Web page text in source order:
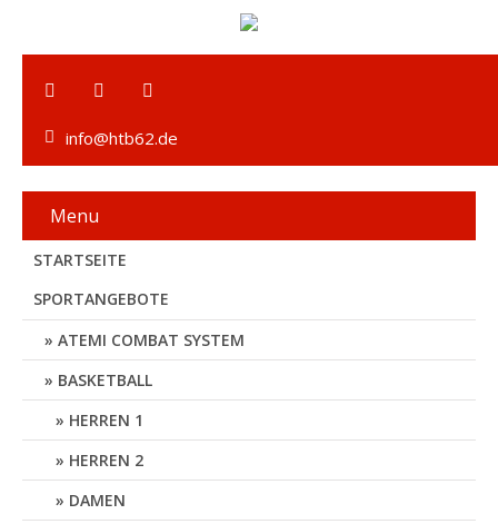
info@htb62.de
Menu
STARTSEITE
SPORTANGEBOTE
ATEMI COMBAT SYSTEM
BASKETBALL
HERREN 1
HERREN 2
DAMEN